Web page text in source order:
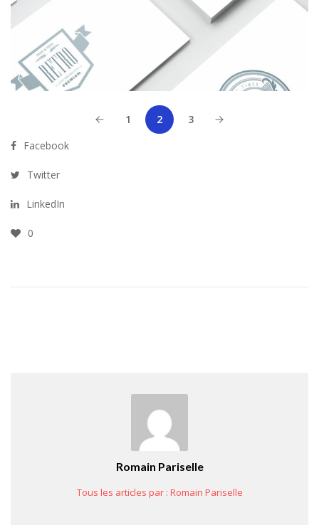
1 2
3
Facebook
Twitter
LinkedIn
0
Romain Pariselle
Tous les articles par : Romain Pariselle